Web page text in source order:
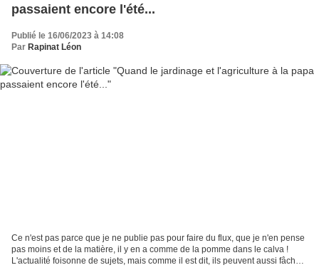
passaient encore l'été...
Publié le 16/06/2023 à 14:08
Par Rapinat Léon
Ce n'est pas parce que je ne publie pas pour faire du flux, que je n'en pense
pas moins et de la matière, il y en a comme de la pomme dans le calva !
L'actualité foisonne de sujets, mais comme il est dit, ils peuvent aussi fâcher,